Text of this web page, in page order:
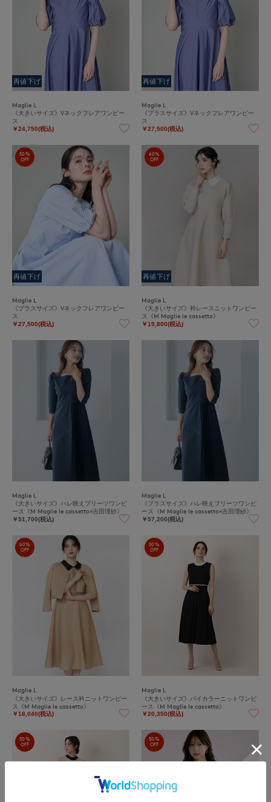
再値下げ
Maglie L
《大きいサイズ》Vネックフレアワンピー
ス
￥24,750(税込)
再値下げ
Maglie L
《プラスサイズ》Vネックフレアワンピー
ス
￥27,500(税込)
50%
OFF
再値下げ
Maglie L
《プラスサイズ》Vネックフレアワンピー
ス
￥27,500(税込)
60%
OFF
再値下げ
Maglie L
《大きいサイズ》衿レースニットワンピー
ス《M Maglie le cassetto》
￥19,800(税込)
Maglie L
《大きいサイズ》ハレ映えプリーツワンピ
ース《M Maglie le cassetto×吉田理紗》
￥51,700(税込)
Maglie L
《プラスサイズ》ハレ映えプリーツワンピ
ース《M Maglie le cassetto×吉田理紗》
￥57,200(税込)
60%
OFF
Maglie L
《大きいサイズ》レース衿ニットワンピー
ス《M Maglie le cassetto》
￥18,040(税込)
50%
OFF
Maglie L
《大きいサイズ》バイカラーニットワンピ
ース《M Maglie le cassetto》
￥20,350(税込)
50%
OFF
50%
OFF